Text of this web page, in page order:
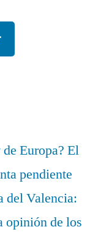
Europa? El
pendiente
del Valencia:
opinión de los